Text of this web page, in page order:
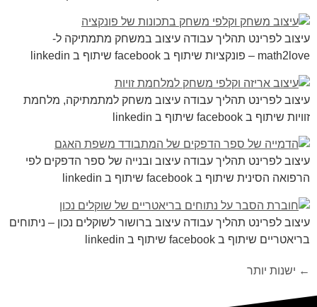
עיצוב לפרינט תהליך עבודה עיצוב במשחק מתמתיקה ל-
math2love – פונקציות שיתוף ב facebook שיתוף ב linkedin
עיצוב לפרינט תהליך עבודה עיצוב משחק למתמתיקה, מלחמת
זוויות שיתוף ב facebook שיתוף ב linkedin
עיצוב לפרינט תהליך עבודה עיצוב ובנייה של ספר הדפקים לפי
הרפואה הסינית שיתוף ב facebook שיתוף ב linkedin
עיצוב לפרינט תהליך עבודה עיצוב ברושור לשוקלים נכון – ניתוחים
בריאטריים שיתוף ב facebook שיתוף ב linkedin
← ישנות יותר